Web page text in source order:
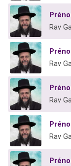
Rav
Rav
Rav
Rav